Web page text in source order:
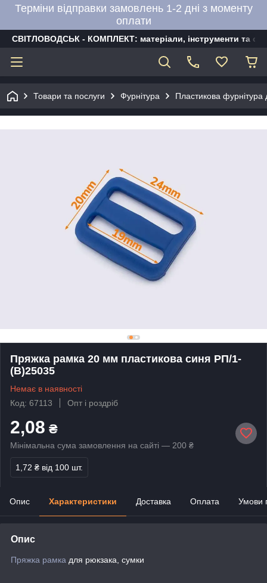
Терміни відправки замовлень 1-2 дні з моменту
оплати
СВІТЛОВОДСЬК - КОМПЛЕКТ: матеріали, інструменти та
Товари та послуги Фурнітура Пластикова фурнітура
Пряжка рамка 20 мм пластикова синя РП/1-
(B)25035
Немає в наявності
Код: 67113
Опт і роздріб
2,08 ₴
Мінімальна сума замовлення на сайті — 200 ₴
1,72 ₴ від 100 шт.
Опис Характеристики Доставка Оплата Умови
Опис
Пряжка рамка для рюкзака, сумки